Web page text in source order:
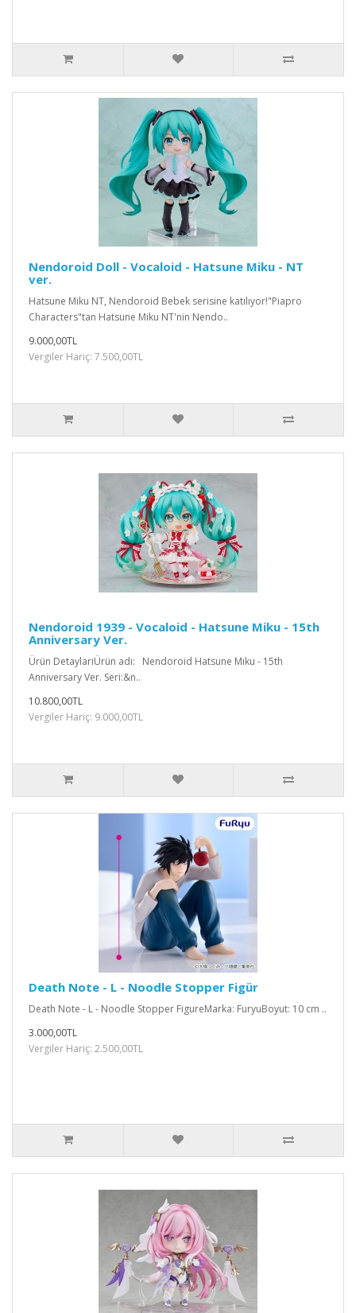
Nendoroid Doll - Vocaloid - Hatsune Miku - NT
ver.
Hatsune Miku NT, Nendoroid Bebek serisine katılıyor!"Piapro
Characters"tan Hatsune Miku NT'nin Nendo..
9.000,00TL
Vergiler Hariç: 7.500,00TL
Nendoroid 1939 - Vocaloid - Hatsune Miku - 15th
Anniversary Ver.
Ürün DetaylarıÜrün adı: Nendoroid Hatsune Miku - 15th
Anniversary Ver. Seri:&n..
10.800,00TL
Vergiler Hariç: 9.000,00TL
Death Note - L - Noodle Stopper Figür
Death Note - L - Noodle Stopper FigureMarka: FuryuBoyut: 10 cm ..
3.000,00TL
Vergiler Hariç: 2.500,00TL